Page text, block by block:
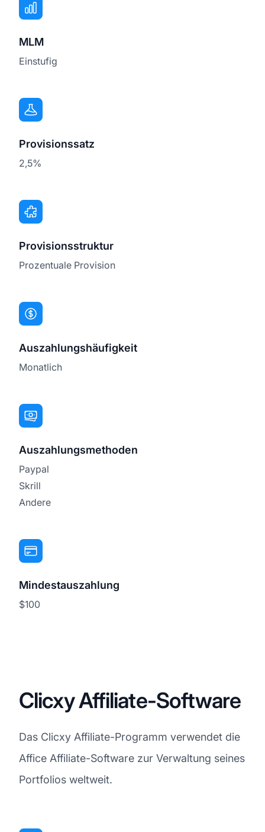
MLM
Einstufig
Provisionssatz
2,5%
Provisionsstruktur
Prozentuale Provision
Auszahlungshäufigkeit
Monatlich
Auszahlungsmethoden
Paypal
Skrill
Andere
Mindestauszahlung
$100
Clicxy Affiliate-Software
Das Clicxy Affiliate-Programm verwendet die
Affice Affiliate-Software zur Verwaltung seines
Portfolios weltweit.